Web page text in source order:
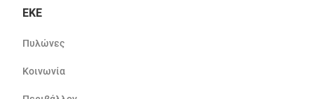
ΕΚΕ
Πυλώνες
Κοινωνία